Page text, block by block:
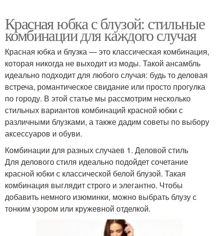
Красная юбка с блузой: стильные
комбинации для каждого случая
Красная юбка и блузка — это классическая комбинация,
которая никогда не выходит из моды. Такой ансамбль
идеально подходит для любого случая: будь то деловая
встреча, романтическое свидание или просто прогулка
по городу. В этой статье мы рассмотрим несколько
стильных вариантов комбинаций красной юбки с
различными блузками, а также дадим советы по выбору
аксессуаров и обуви.
Комбинации для разных случаев 1. Деловой стиль
Для делового стиля идеально подойдет сочетание
красной юбки с классической белой блузой. Такая
комбинация выглядит строго и элегантно. Чтобы
добавить немного изюминки, можно выбрать блузу с
тонким узором или кружевной отделкой.